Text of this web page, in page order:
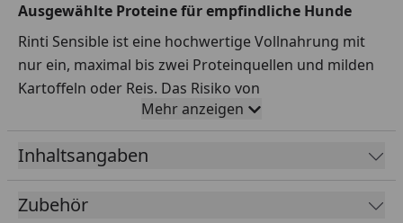
Ausgewählte Proteine für empfindliche Hunde
Rinti Sensible ist eine hochwertige Vollnahrung mit
nur ein, maximal bis zwei Proteinquellen und milden
Kartoffeln oder Reis. Das Risiko von
Futtermittelallergien wird durch die ausgewählten
Proteine reduziert, während die Anreicherung mit
Kartoffeln oder Reis für eine einfachere
Nahrungsverwertung sorgt. Damit ist Rinti Sensible
ideal für empfindliche Hunde mit besonderen
Mehr anzeigen
Inhaltsangaben
Zubehör